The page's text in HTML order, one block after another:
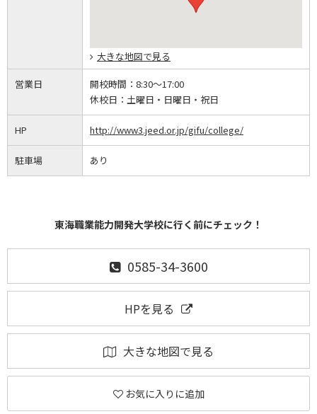
大きな地図で見る
営業日 開校時間： 8:30～17:00
休校日： 土曜日・日曜日・祝日
HP http://www3.jeed.or.jp/gifu/college/
駐車場 あり
東海職業能力開発大学校に行く前にチェック！
0585-34-3600
HPを見る
大きな地図で見る
お気に入りに追加